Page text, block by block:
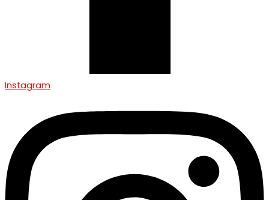
Instagram